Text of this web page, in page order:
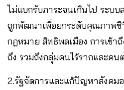
ไม่แบกรับภาระจนเกินไป ระบ
ถูกพัฒนาเพื่อยกระดับคุณภาพชี
กฎหมาย สิทธิพลเมือง การเข้า
ถึง รวมถึงกลุ่มคนไร้รากและคน
2.รัฐจัดการและแก้ปัญหาสังคม